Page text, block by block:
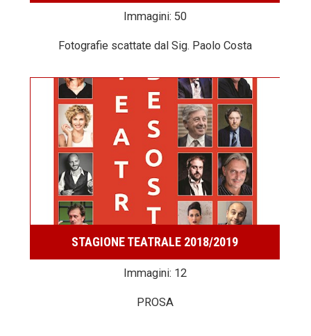
Immagini: 50
Fotografie scattate dal Sig. Paolo Costa
STAGIONE TEATRALE 2018/2019
Immagini: 12
PROSA